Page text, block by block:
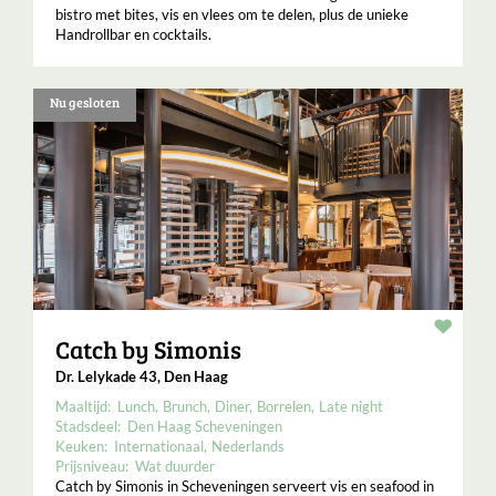
bistro met bites, vis en vlees om te delen, plus de unieke
Handrollbar en cocktails.
Nu gesloten
Catch by Simonis
Dr. Lelykade 43, Den Haag
Maaltijd: Lunch Brunch Diner Borrelen Late night
Stadsdeel: Den Haag Scheveningen
Keuken: Internationaal Nederlands
Prijsniveau: Wat duurder
Catch by Simonis in Scheveningen serveert vis en seafood in